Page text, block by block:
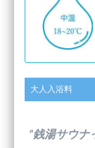
大人入浴料
”銭湯サウナ